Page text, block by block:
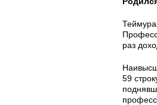
раз
59